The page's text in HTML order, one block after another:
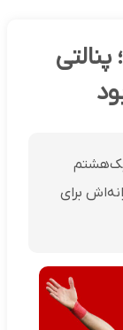
جسورانه‌اش برای